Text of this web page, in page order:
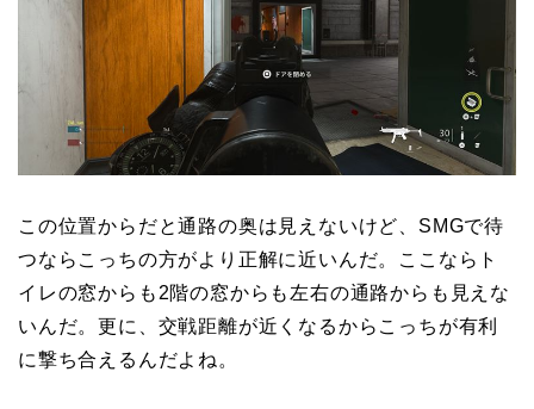
この位置からだと通路の奥は見えないけど、SMGで待
つならこっちの方がより正解に近いんだ。ここならト
イレの窓からも2階の窓からも左右の通路からも見えな
いんだ。更に、交戦距離が近くなるからこっちが有利
に撃ち合えるんだよね。